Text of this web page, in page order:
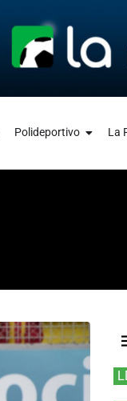
Polideportivo La